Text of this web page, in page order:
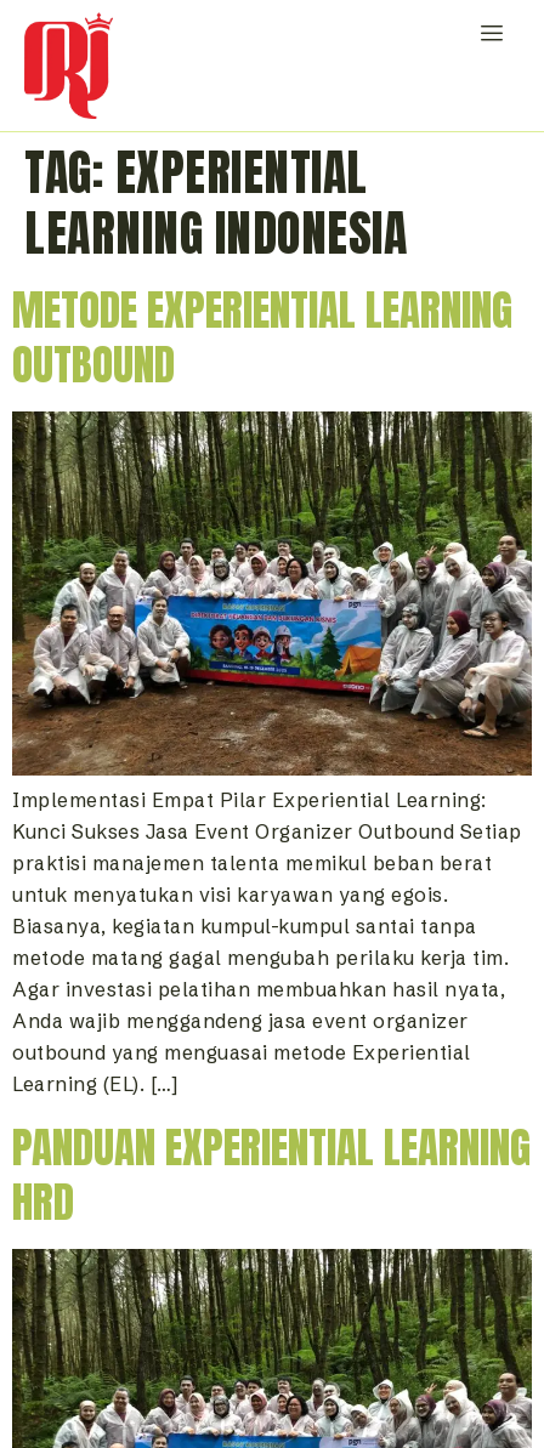
TAG: EXPERIENTIAL
LEARNING INDONESIA
METODE EXPERIENTIAL LEARNING
OUTBOUND
Implementasi Empat Pilar Experiential Learning:
Kunci Sukses Jasa Event Organizer Outbound Setiap
praktisi manajemen talenta memikul beban berat
untuk menyatukan visi karyawan yang egois.
Biasanya, kegiatan kumpul-kumpul santai tanpa
metode matang gagal mengubah perilaku kerja tim.
Agar investasi pelatihan membuahkan hasil nyata,
Anda wajib menggandeng jasa event organizer
outbound yang menguasai metode Experiential
Learning (EL). […]
PANDUAN EXPERIENTIAL LEARNING
HRD